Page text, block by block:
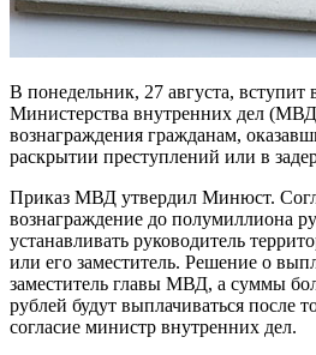
В понедельник, 27 августа, вступит
Министерства внутренних дел
вознаграждения гражданам,
раскрытии преступлений или в
Приказ МВД утвердил Минюст.
вознаграждение до полумиллиона
устанавливать руководитель
или его заместитель. Решение о
заместитель главы МВД, а суммы
рублей будут выплачиваться после
согласие министр внутренних дел.